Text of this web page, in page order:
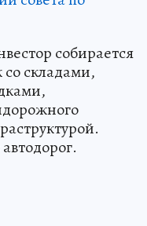
собирается
со складами,